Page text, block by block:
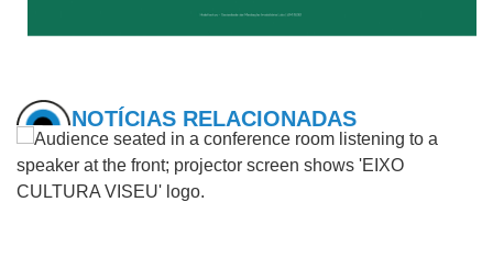
NOTÍCIAS RELACIONADAS